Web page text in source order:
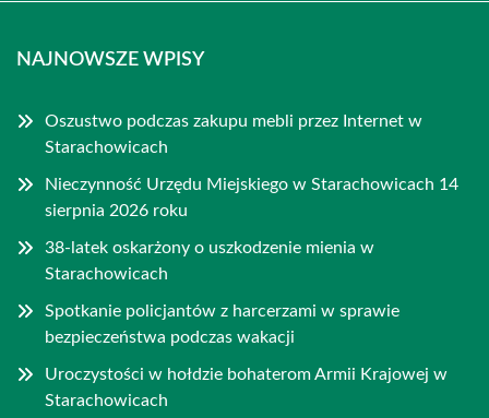
NAJNOWSZE WPISY
Oszustwo podczas zakupu mebli przez Internet w
Starachowicach
Nieczynność Urzędu Miejskiego w Starachowicach 14
sierpnia 2026 roku
38-latek oskarżony o uszkodzenie mienia w
Starachowicach
Spotkanie policjantów z harcerzami w sprawie
bezpieczeństwa podczas wakacji
Uroczystości w hołdzie bohaterom Armii Krajowej w
Starachowicach